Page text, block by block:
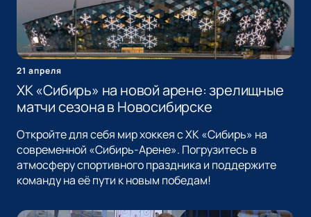
21 апреля
ХК «Сибирь» на новой арене: зрелищные
матчи сезона в Новосибирске
Откройте для себя мир хоккея с ХК «Сибирь» на
современной «Сибирь-Арене». Погрузитесь в
атмосферу спортивного праздника и поддержите
команду на её пути к новым победам!